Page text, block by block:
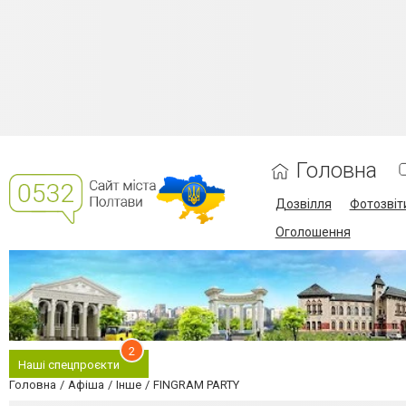
Головна
Дозвілля
Оголошення
Наші спецпроєкти
2
Головна Афіша Інше FINGRAM PARTY